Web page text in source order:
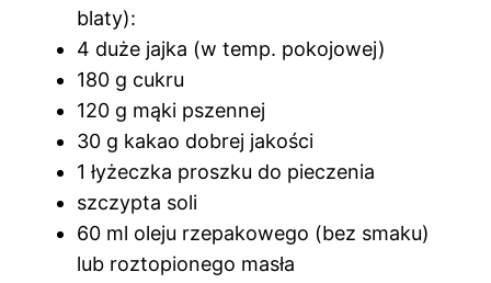
blaty):
4 duże jajka (w temp. pokojowej)
180 g cukru
120 g mąki pszennej
30 g kakao dobrej jakości
1 łyżeczka proszku do pieczenia
szczypta soli
60 ml oleju rzepakowego (bez smaku)
lub roztopionego masła